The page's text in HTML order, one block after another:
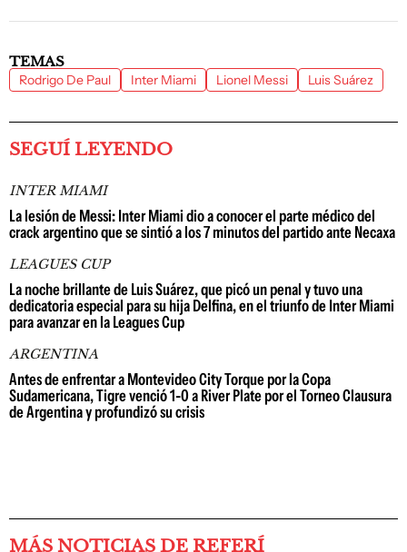
TEMAS
Rodrigo De Paul Inter Miami Lionel Messi Luis Suárez
SEGUÍ LEYENDO
INTER MIAMI
La lesión de Messi: Inter Miami dio a conocer el parte médico del
crack argentino que se sintió a los 7 minutos del partido ante Necaxa
LEAGUES CUP
La noche brillante de Luis Suárez, que picó un penal y tuvo una
dedicatoria especial para su hija Delfina, en el triunfo de Inter Miami
para avanzar en la Leagues Cup
ARGENTINA
Antes de enfrentar a Montevideo City Torque por la Copa
Sudamericana, Tigre venció 1-0 a River Plate por el Torneo Clausura
de Argentina y profundizó su crisis
MÁS NOTICIAS DE REFERÍ